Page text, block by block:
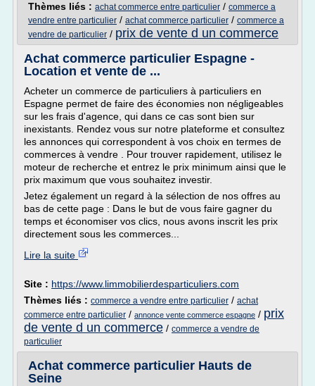
Thèmes liés : achat commerce entre particulier / commerce a
vendre entre particulier / achat commerce particulier / commerce a
vendre de particulier / prix de vente d un commerce
Achat commerce particulier Espagne -
Location et vente de ...
Acheter un commerce de particuliers à particuliers en
Espagne permet de faire des économies non négligeables
sur les frais d'agence, qui dans ce cas sont bien sur
inexistants. Rendez vous sur notre plateforme et consultez
les annonces qui correspondent à vos choix en termes de
commerces à vendre . Pour trouver rapidement, utilisez le
moteur de recherche et entrez le prix minimum ainsi que le
prix maximum que vous souhaitez investir.
Jetez également un regard à la sélection de nos offres au
bas de cette page : Dans le but de vous faire gagner du
temps et économiser vos clics, nous avons inscrit les prix
directement sous les commerces...
Lire la suite
Site : https://www.limmobilierdesparticuliers.com
Thèmes liés : commerce a vendre entre particulier / achat
commerce entre particulier / annonce vente commerce espagne / prix
de vente d un commerce / commerce a vendre de
particulier
Achat commerce particulier Hauts de
Seine